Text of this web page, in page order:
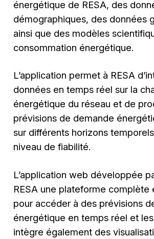
énergétique de RESA, des
démographiques, des données
ainsi que des modèles
consommation énergétique.
L’application permet à RESA
données en temps réel sur la
énergétique du réseau et de
prévisions de demande
sur différents horizons
niveau de fiabilité.
L’application web développée
RESA une plateforme complète
pour accéder à des prévisions
énergétique en temps réel et les
intègre également des